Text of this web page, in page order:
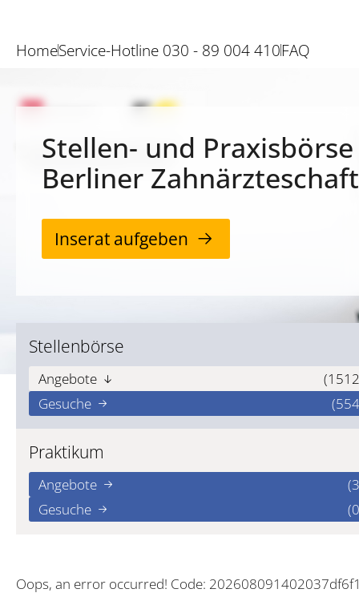
HomeService-Hotline 030 - 89 004 410FAQ
Stellen- und
Berliner Zahnärzteschaft
Inserat aufgeben
Stellenbörse
Angebote
Gesuche
Praktikum
Angebote
Gesuche
Oops, an error occurred! Code: